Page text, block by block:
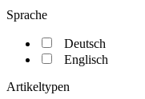
Sprache
Deutsch
Englisch
Artikeltypen